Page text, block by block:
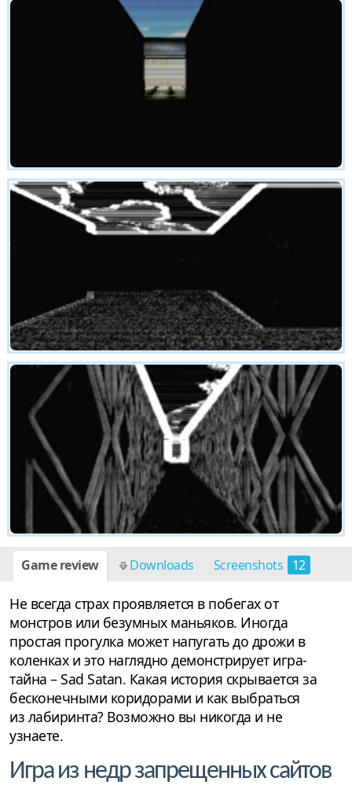
Game review Downloads Screenshots 12
Не всегда страх проявляется в побегах от
монстров или безумных маньяков. Иногда
простая прогулка может напугать до дрожи в
коленках и это наглядно демонстрирует игра-
тайна – Sad Satan. Какая история скрывается за
бесконечными коридорами и как выбраться
из лабиринта? Возможно вы никогда и не
узнаете.
Игра из недр запрещенных сайтов